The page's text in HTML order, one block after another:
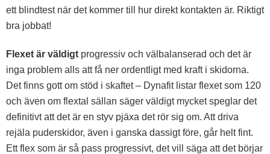
ett blindtest när det kommer till hur direkt kontakten är. Riktigt
bra jobbat!
Flexet är väldigt progressiv och välbalanserad och det är
inga problem alls att få ner ordentligt med kraft i skidorna.
Det finns gott om stöd i skaftet – Dynafit listar flexet som 120
och även om flextal sällan säger väldigt mycket speglar det
definitivt att det är en styv pjäxa det rör sig om. Att driva
rejäla puderskidor, även i ganska dassigt före, går helt fint.
Ett flex som är så pass progressivt, det vill säga att det börjar